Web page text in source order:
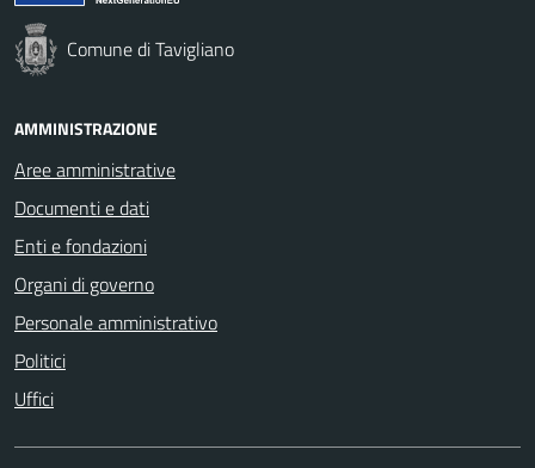
Comune di Tavigliano
AMMINISTRAZIONE
Aree amministrative
Documenti e dati
Enti e fondazioni
Organi di governo
Personale amministrativo
Politici
Uffici